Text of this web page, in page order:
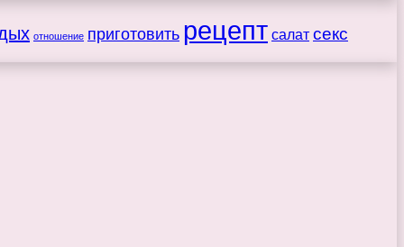
отношение приготовить рецепт салат секс